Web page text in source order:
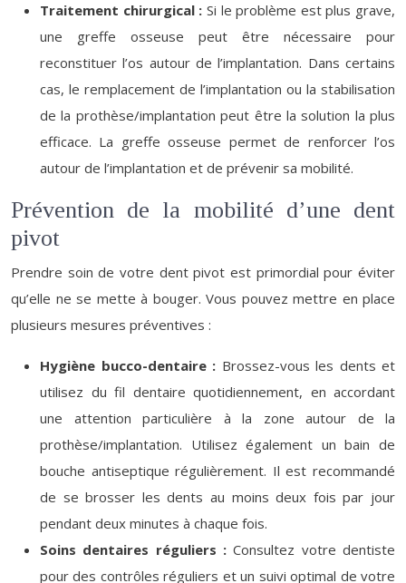
Traitement chirurgical : Si le problème est plus grave,
une greffe osseuse peut être nécessaire pour
reconstituer l’os autour de l’implantation. Dans certains
cas, le remplacement de l’implantation ou la stabilisation
de la prothèse/implantation peut être la solution la plus
efficace. La greffe osseuse permet de renforcer l’os
autour de l’implantation et de prévenir sa mobilité.
Prévention de la mobilité d’une dent
pivot
Prendre soin de votre dent pivot est primordial pour éviter
qu’elle ne se mette à bouger. Vous pouvez mettre en place
plusieurs mesures préventives :
Hygiène bucco-dentaire : Brossez-vous les dents et
utilisez du fil dentaire quotidiennement, en accordant
une attention particulière à la zone autour de la
prothèse/implantation. Utilisez également un bain de
bouche antiseptique régulièrement. Il est recommandé
de se brosser les dents au moins deux fois par jour
pendant deux minutes à chaque fois.
Soins dentaires réguliers :Consultez votre dentiste
pour des contrôles réguliers et un suivi optimal de votre